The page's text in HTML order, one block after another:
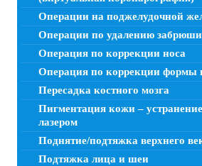
Операции на поджелудочной
Операции по удалению
Операция по коррекции носа
Операция по коррекции формы
Пересадка костного мозга
Пигментация кожи –
лазером
Поднятие/подтяжка верхнего
Подтяжка лица и шеи